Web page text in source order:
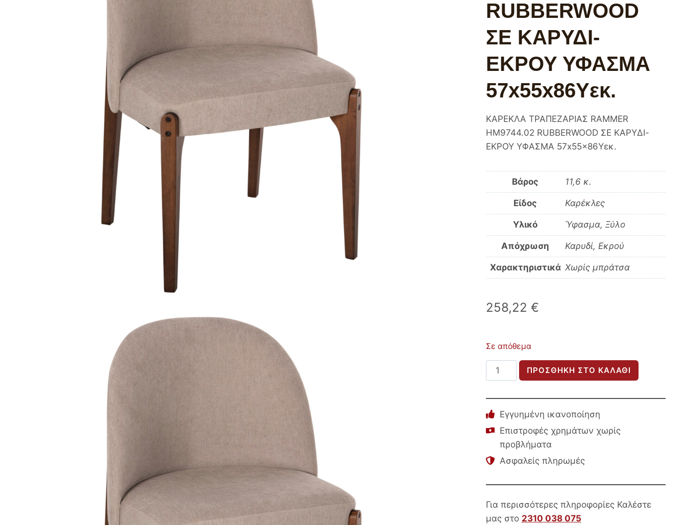
RUBBERWOOD
ΣΕ ΚΑΡΥΔΙ-
ΕΚΡΟΥ ΥΦΑΣΜΑ
57x55x86Υεκ.
ΚΑΡΕΚΛΑ ΤΡΑΠΕΖΑΡΙΑΣ RAMMER
HM9744.02 RUBBERWOOD ΣΕ ΚΑΡΥΔΙ-
ΕΚΡΟΥ ΥΦΑΣΜΑ 57x55x86Υεκ.
Βάρος 11,6 κ.
Είδος Καρέκλες
Υλικό Ύφασμα, Ξύλο
Απόχρωση Καρυδί, Εκρού
Χαρακτηριστικά Χωρίς μπράτσα
258,22 €
Σε απόθεμα
ΚΑΡΕΚΛΑ
ΤΡΑΠΕΖΑΡΙΑΣ
HM9744.02
RUBBERWOOD
ΣΕ
ΚΑΡΥΔΙ-
ΕΚΡΟΥ
ποσότητα
ΠΡΟΣΘΉΚΗ ΣΤΟ ΚΑΛΆΘΙ
Εγγυημένη ικανοποίηση
Επιστροφές χρημάτων χωρίς
προβλήματα
Ασφαλείς πληρωμές
Για περισσότερες πληροφορίες Καλέστε
μας στο 2310 038 075